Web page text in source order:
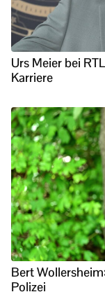
Urs Meier bei
Karriere
Bert
Polizei